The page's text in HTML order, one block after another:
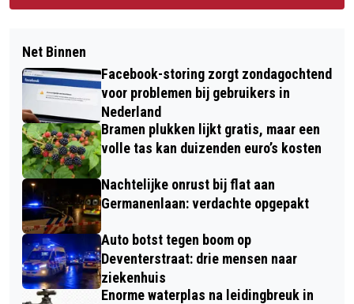
Net Binnen
Facebook-storing zorgt zondagochtend
voor problemen bij gebruikers in
Nederland
Bramen plukken lijkt gratis, maar een
volle tas kan duizenden euro’s kosten
Nachtelijke onrust bij flat aan
Germanenlaan: verdachte opgepakt
Auto botst tegen boom op
Deventerstraat: drie mensen naar
ziekenhuis
Enorme waterplas na leidingbreuk in